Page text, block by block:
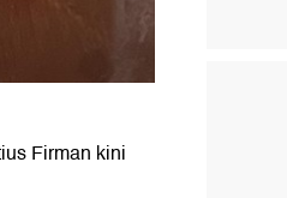
Firman kini